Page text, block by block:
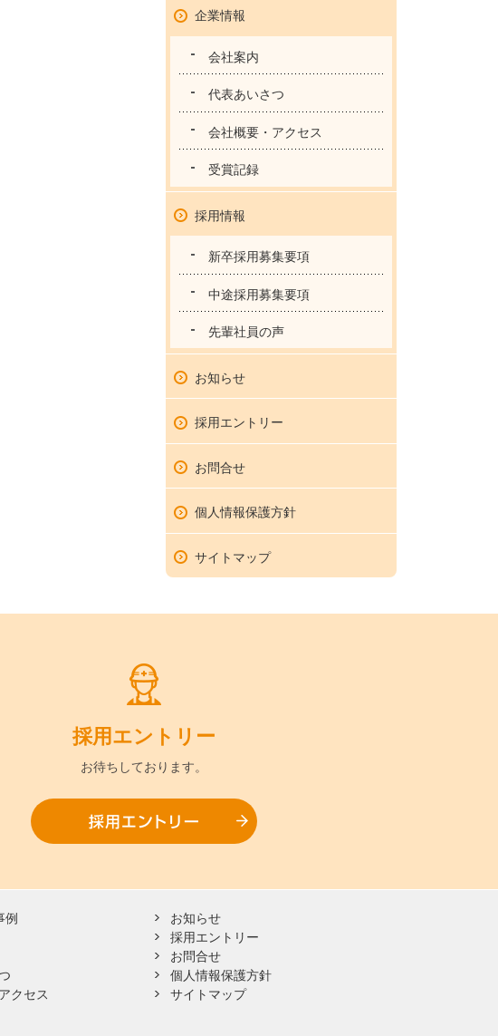
企業情報
会社案内
代表あいさつ
会社概要・アクセス
受賞記録
採用情報
新卒採用募集要項
中途採用募集要項
先輩社員の声
お知らせ
採用エントリー
お問合せ
個人情報保護方針
サイトマップ
採用エントリー
お待ちしております。
例
クセス
お知らせ
採用エントリー
お問合せ
個人情報保護方針
サイトマップ